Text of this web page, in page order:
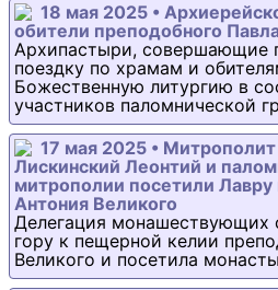
18 мая 2025 •
обители преподобного
Архипастыри, совершающие
поездку по храмам и
Божественную литургию в
участников паломнической
17 мая 2025 •
Лискинский Леонтий и
митрополии посетили Лавру
Антония Великого
Делегация монашествующих
гору к пещерной келии
Великого и посетила